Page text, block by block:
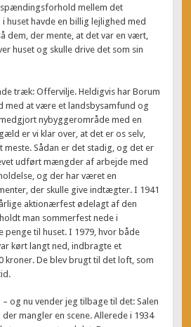
mellem det
huset havde en billig lejlighed med
dem, der mente, at det var en vært,
huset og skulle drive det som sin
træk: Offervilje. Heldigvis har Borum
med at være et landsbysamfund og
nybyggerområde med en
er vi klar over, at det er os selv,
meste. Sådan er det stadig, og det er
udført mængder af arbejde med
og der har været en
der skulle give indtægter. I 1941
aktionærfest ødelagt af den
man sommerfest nede i
penge til huset. I 1979, hvor både
kørt langt ned, indbragte et
kroner. De blev brugt til det loft, som
og nu vender jeg tilbage til det: Salen
mangler en scene. Allerede i 1934